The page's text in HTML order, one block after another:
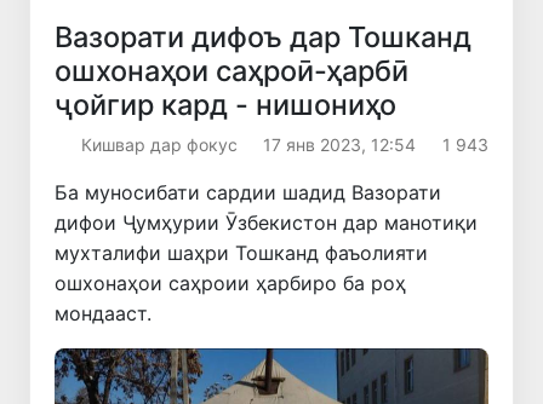
Вазорати дифоъ дар Тошканд
ошхонаҳои саҳроӣ-ҳарбӣ
ҷойгир кард - нишониҳо
Кишвар дар фокус 17 янв 2023, 12:54 1 943
Ба муносибати сардии шадид Вазорати
дифои Ҷумҳурии Ӯзбекистон дар манотиқи
мухталифи шаҳри Тошканд фаъолияти
ошхонаҳои саҳроии ҳарбиро ба роҳ
мондааст.